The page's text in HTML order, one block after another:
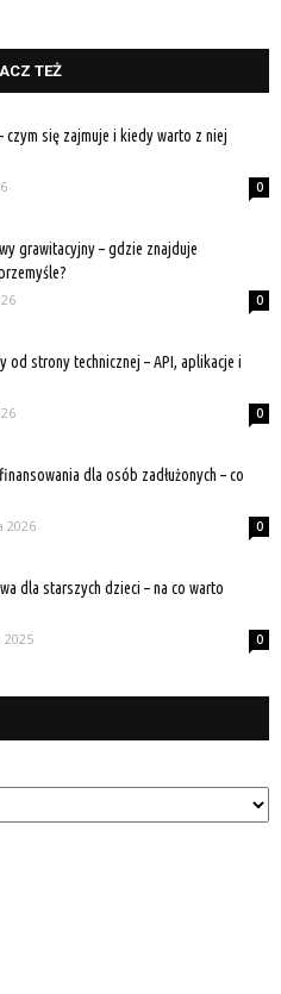
TEŻ
czym się zajmuje i kiedy warto z niej
0
grawitacyjny – gdzie znajduje
0
od strony technicznej – API, aplikacje i
0
dla osób zadłużonych – co
2026 0
dla starszych dzieci – na co warto
0